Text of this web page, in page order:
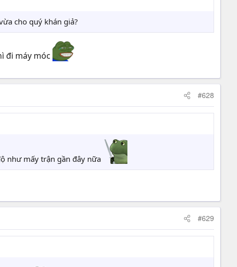
cho quý khán giả?
đi máy móc
#628
như mấy trận gần đây nữa
#629